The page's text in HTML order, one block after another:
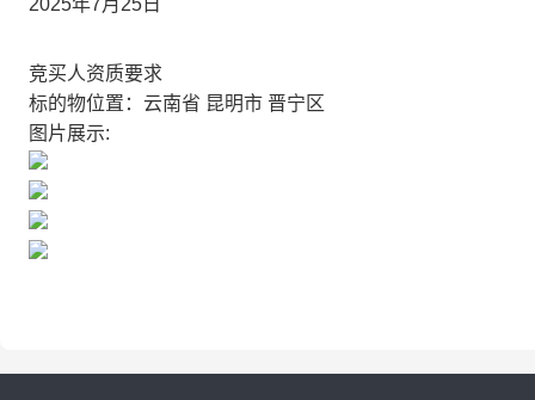
2025年7月25日
竞买人资质要求
标的物位置：云南省 昆明市 晋宁区
图片展示: